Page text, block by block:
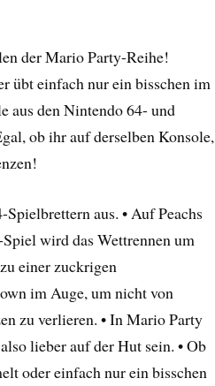
der Mario Party-Reihe!
übt einfach nur ein bisschen im
aus den Nintendo 64- und
ob ihr auf derselben Konsole,
aus. • Auf Peachs
wird das Wettrennen um
einer zuckrigen
im Auge, um nicht von
zu verlieren. • In Mario Party
lieber auf der Hut sein. • Ob
oder einfach nur ein bisschen